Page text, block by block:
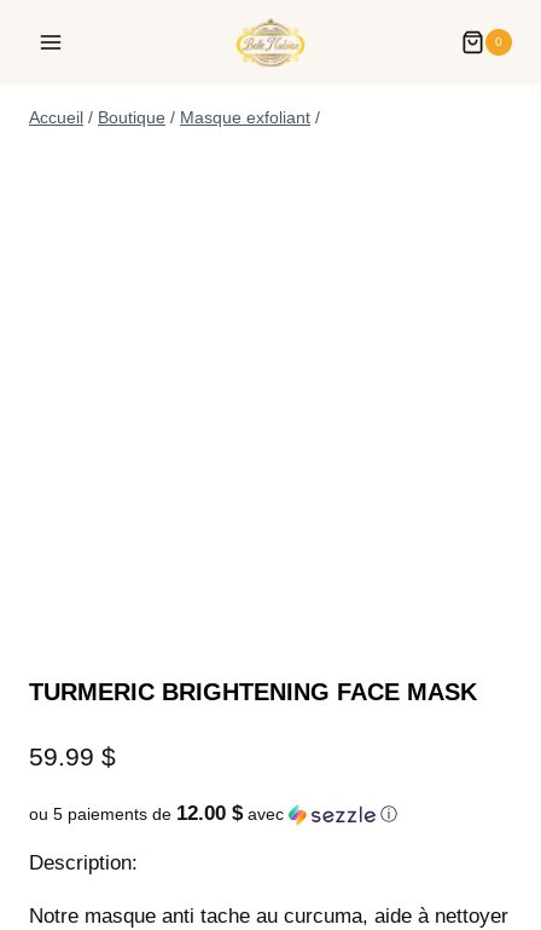
0
Accueil / Boutique / Masque exfoliant /
TURMERIC BRIGHTENING FACE MASK
59.99 $
ou 5 paiements de 12.00 $avec ⓘ
Description:
Notre masque anti tache au curcuma, aide à nettoyer